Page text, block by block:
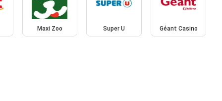
Maxi Zoo Super U Géant Casino